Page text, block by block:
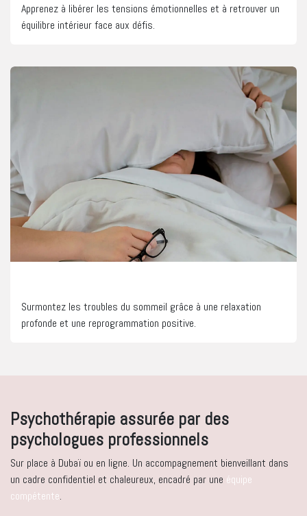
Apprenez à libérer les tensions émotionnelles et à retrouver un
équilibre intérieur face aux défis.
Surmontez les troubles du sommeil grâce à une relaxation
profonde et une reprogrammation positive.
Psychothérapie assurée par des
psychologues professionnels
Sur place à Dubaï ou en ligne. Un accompagnement bienveillant dans
un cadre confidentiel et chaleureux, encadré par une équipe
compétente.